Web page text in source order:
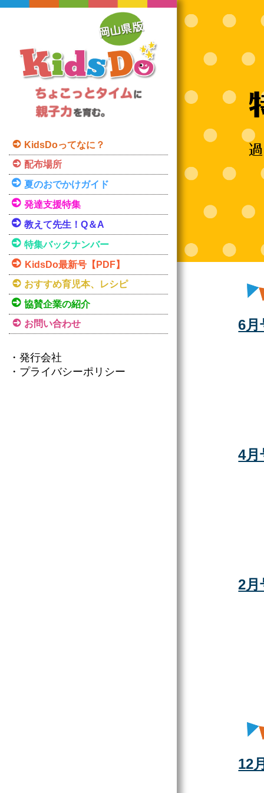
KidsDoってなに？
配布場所
夏のおでかけガイド
発達支援特集
教えて先生！Q＆A
特集バックナンバー
KidsDo最新号【PDF】
おすすめ育児本、レシピ
協賛企業の紹介
お問い合わせ
・発行会社
・プライバシーポリシー
6月
4月
2月
12